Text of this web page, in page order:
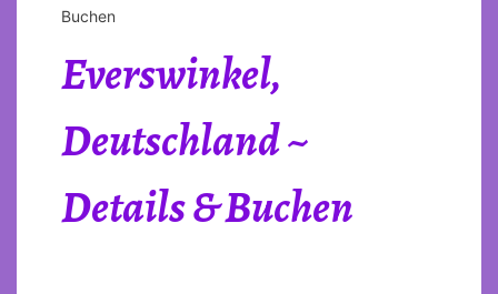
Buchen
Everswinkel,
Deutschland ~
Details & Buchen